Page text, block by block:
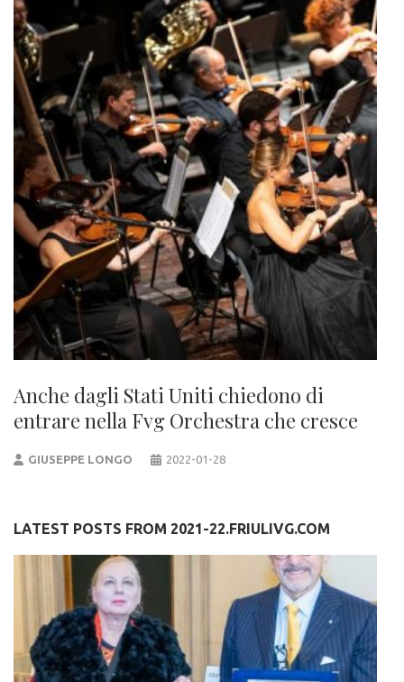
Anche dagli Stati Uniti chiedono di
entrare nella Fvg Orchestra che cresce
GIUSEPPE LONGO 2022-01-28
LATEST POSTS FROM 2021-22.FRIULIVG.COM